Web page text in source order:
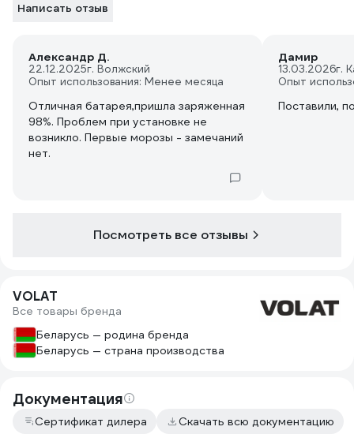
Написать отзыв
Александр Д.
22.12.2025г. Волжский
Опыт использования: Менее месяца
Отличная батарея,пришла заряженная
98%. Проблем при установке не
возникло. Первые морозы - замечаний
нет.
Дамир
13.03.2026г.
Опыт
Поставили,
Посмотреть все отзывы
VOLAT
Все товары бренда
Беларусь — родина бренда
Беларусь — страна производства
Документация
Сертификат дилера Скачать всю документацию